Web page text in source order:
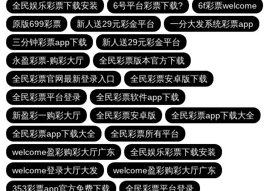
全民娱乐彩票下载安装
6号平台彩票下载?
6f彩票welcome
原版699彩票
新人送29元彩金平台
一分大发系统彩票app
三分钟彩票app下载
新人送29元彩金平台
永盈彩票-购彩大厅
全民彩票版本官方下载
全民彩票官网最新登录入口
全民彩票安卓版下载
全民彩票平台登录
全民彩票软件app下载
新盈彩一购彩大厅
全民彩票安卓版
全民彩票app下载大全
全民彩票app下载大全
全民彩票所有平台
welcome盈彩购彩大厅广东
全民娱乐彩票下载安装
welcome登录大厅大发
welcome盈彩购彩大厅广东
353彩票app官方免费下载
全民彩票平台登录